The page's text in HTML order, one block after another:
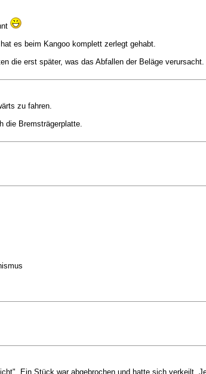
es beim Kangoo komplett zerlegt gehabt.
die erst später, was das Abfallen der Beläge verursacht.
zu fahren.
die Bremsträgerplatte.
Ein Stück war abgebrochen und hatte sich verkeilt.